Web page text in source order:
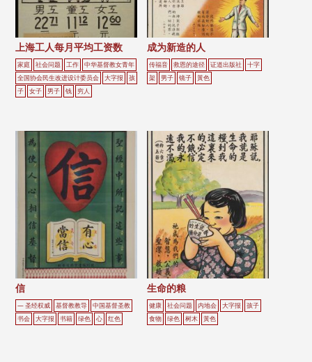
上海工人每月平均工资数
家庭 社会问题 工作
中华基督教女青年
全国协会民生改进设计委员会
大字报
孩
子
女子 男子 钱 穷人
成为新造的人
传福音 救恩的途径 证道出版社
十字
架
男子 镜子 黃色
信
— 圣经权威 基督教教导
中国基督圣教
书会
大字报 书籍 绿色 心 红色
生命的粮
健康 社会问题 内地会 大字报
孩子
食物
绿色 树木 黃色